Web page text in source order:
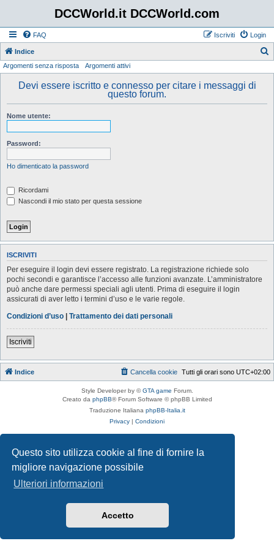
Questo sito utilizza cookie al fine di fornire la
migliore navigazione possibile
Ulteriori informazioni
Accetto
DCCWorld.it DCCWorld.com
FAQ Login
Iscriviti
Indice
Argomenti senza risposta Argomenti attivi
Devi essere iscritto e connesso per citare i messaggi di
questo forum.
Nome utente:
Password:
Ho dimenticato la password
Ricordami
Nascondi il mio stato per questa sessione
ISCRIVITI
Per eseguire il login devi essere registrato. La registrazione richiede solo
pochi secondi e garantisce l’accesso alle funzioni avanzate. L’amministratore
può anche dare permessi speciali agli utenti. Prima di eseguire il login
assicurati di aver letto i termini d’uso e le varie regole.
Condizioni d’uso | Trattamento dei dati personali
Iscriviti
Indice Tutti gli orari sono UTC+02:00
Cancella cookie
Style Developer by ©GTA game Forum.
Creato da phpBB® Forum Software © phpBB Limited
Traduzione Italiana phpBB-Italia.it
Privacy | Condizioni